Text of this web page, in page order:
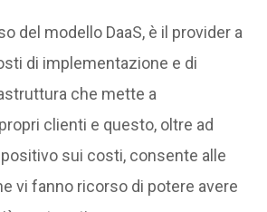
del modello DaaS, è il provider a
di implementazione e di
che mette a
clienti e questo, oltre ad
sui costi, consente alle
vi fanno ricorso di potere avere